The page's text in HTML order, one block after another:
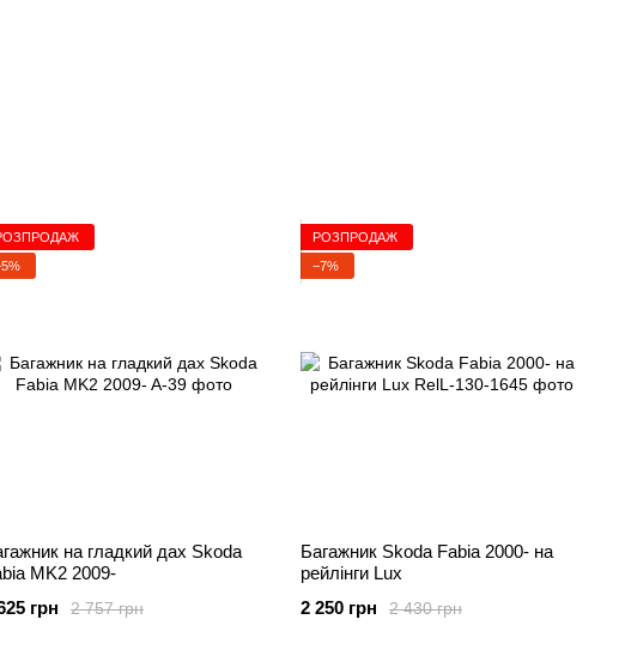
на гладкий дах Skoda
MK2 2009-
2 757 грн
грн
РОЗПРОДАЖ
−7%
Багажник Skoda Fabia 2000- на
рейлінги Lux
2 430 грн
2 250 грн